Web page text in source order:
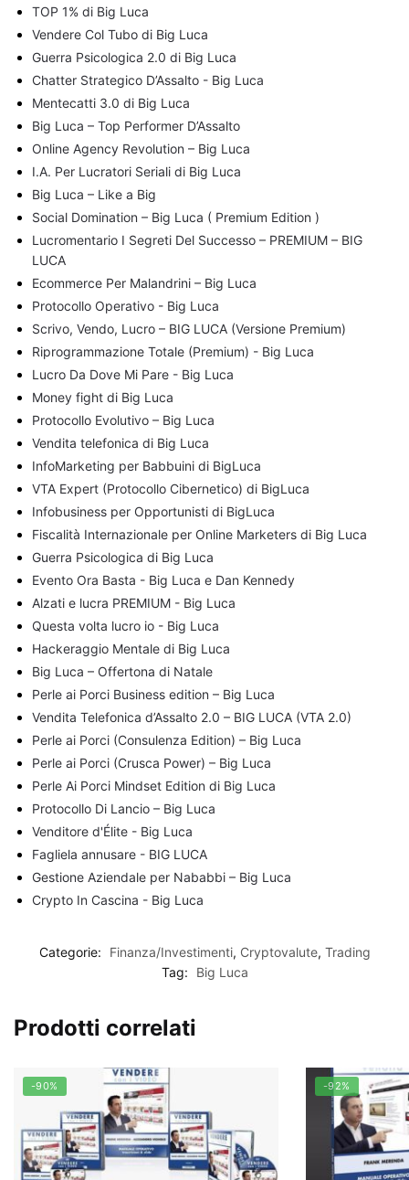
TOP 1% di Big Luca
Vendere Col Tubo di Big Luca
Guerra Psicologica 2.0 di Big Luca
Chatter Strategico D’Assalto - Big Luca
Mentecatti 3.0 di Big Luca
Big Luca – Top Performer D’Assalto
Online Agency Revolution – Big Luca
I.A. Per Lucratori Seriali di Big Luca
Big Luca – Like a Big
Social Domination – Big Luca ( Premium Edition )
Lucromentario I Segreti Del Successo – PREMIUM – BIG
LUCA
Ecommerce Per Malandrini – Big Luca
Protocollo Operativo - Big Luca
Scrivo, Vendo, Lucro – BIG LUCA (Versione Premium)
Riprogrammazione Totale (Premium) - Big Luca
Lucro Da Dove Mi Pare - Big Luca
Money fight di Big Luca
Protocollo Evolutivo – Big Luca
Vendita telefonica di Big Luca
InfoMarketing per Babbuini di BigLuca
VTA Expert (Protocollo Cibernetico) di BigLuca
Infobusiness per Opportunisti di BigLuca
Fiscalità Internazionale per Online Marketers di Big Luca
Guerra Psicologica di Big Luca
Evento Ora Basta - Big Luca e Dan Kennedy
Alzati e lucra PREMIUM - Big Luca
Questa volta lucro io - Big Luca
Hackeraggio Mentale di Big Luca
Big Luca – Offertona di Natale
Perle ai Porci Business edition – Big Luca
Vendita Telefonica d’Assalto 2.0 – BIG LUCA (VTA 2.0)
Perle ai Porci (Consulenza Edition) – Big Luca
Perle ai Porci (Crusca Power) – Big Luca
Perle Ai Porci Mindset Edition di Big Luca
Protocollo Di Lancio – Big Luca
Venditore d'Élite - Big Luca
Fagliela annusare - BIG LUCA
Gestione Aziendale per Nababbi – Big Luca
Crypto In Cascina - Big Luca
Categorie: Finanza/Investimenti, Cryptovalute, Trading
Tag:
Big Luca
Prodotti correlati
-90% -92%